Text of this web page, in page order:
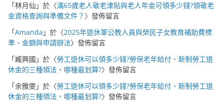
「林月仙 」於〈滿65歲老人敬老津貼與老人年金可領多少錢?領敬老
金資格查詢與準備文件？ 〉發佈留言
「Amanda 」於〈2025年退休軍公教人員與榮民子女教育補助費標
準、金額與申請辦法〉發佈留言
「臧興國 」於〈勞工退休可以領多少錢?勞保老年給付、新制勞工退
休金的三種領法，哪種最划算?〉發佈留言
「余雅雯」於〈勞工退休可以領多少錢?勞保老年給付、新制勞工退
休金的三種領法，哪種最划算?〉發佈留言